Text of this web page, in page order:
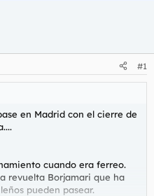
#1
en Madrid con el cierre de
cuando era ferreo.
revuelta Borjamari que ha
pueden pasear.